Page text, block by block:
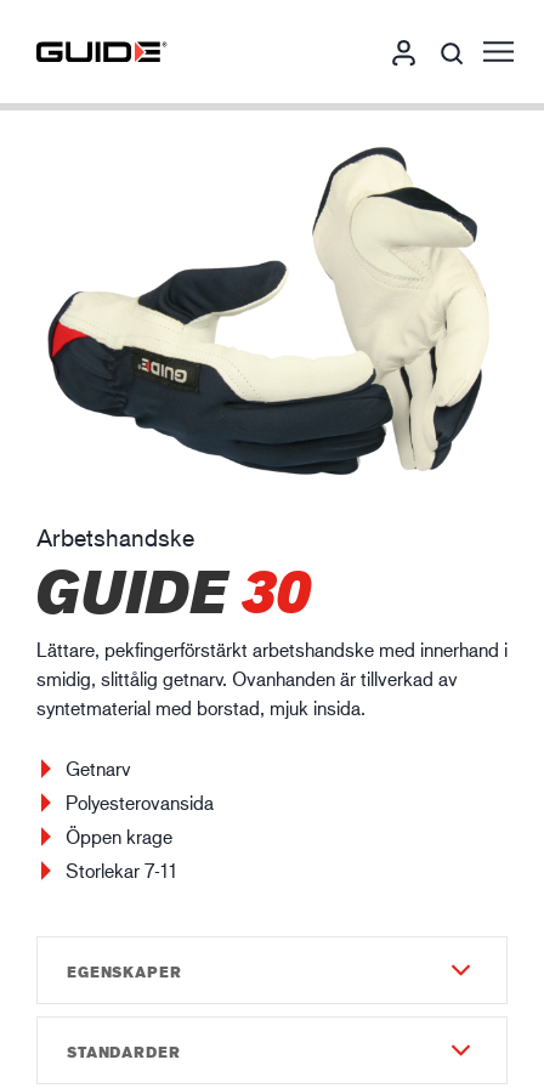
Arbetshandske
GUIDE30
Lättare, pekfingerförstärkt arbetshandske med innerhand i
smidig, slittålig getnarv. Ovanhanden är tillverkad av
syntetmaterial med borstad, mjuk insida.
Getnarv
Polyesterovansida
Öppen krage
Storlekar 7-11
EGENSKAPER
Slitstyrka
STANDARDER